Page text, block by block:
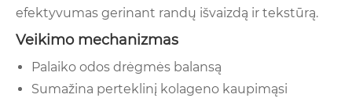
efektyvumas gerinant randų išvaizdą ir tekstūrą.
Veikimo mechanizmas
Palaiko odos drėgmės balansą
Sumažina perteklinį kolageno kaupimąsi